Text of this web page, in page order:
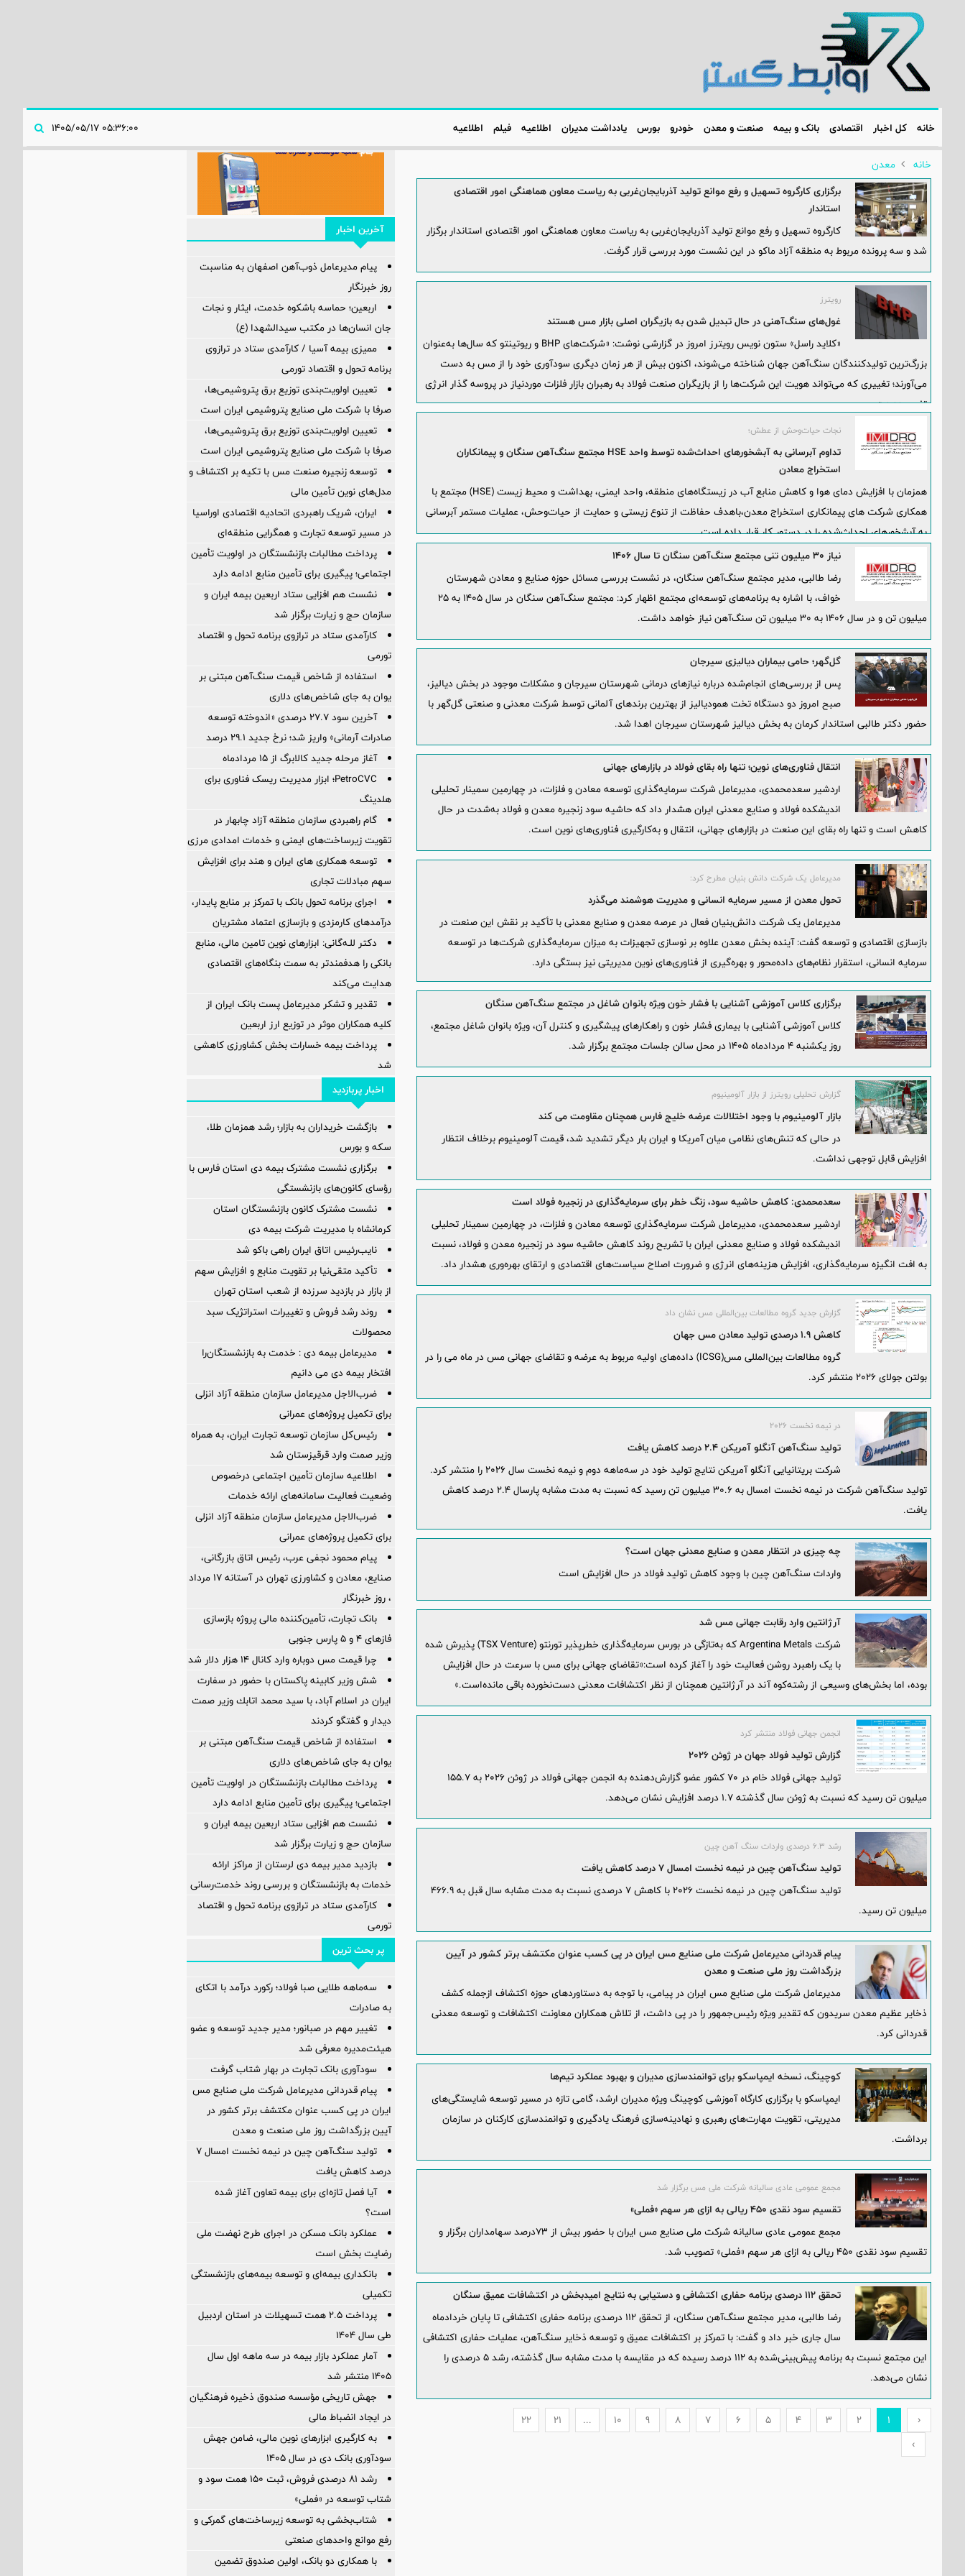
خانه کل اخبار اقتصادی بانک و بیمه صنعت و معدن خودرو بورس یادداشت مدیران اطلاعیه‌ فیلم اطلاعیه‌
خانه
معدن
برگزاری کارگروه تسهیل و رفع موانع تولید آذربایجان‌غربی به ریاست معاون هماهنگی امور اقتصادی
استاندار
کارگروه تسهیل و رفع موانع تولید آذربایجان‌غربی به ریاست معاون هماهنگی امور اقتصادی استاندار برگزار
شد و سه پرونده مربوط به منطقه آزاد ماکو در این نشست مورد بررسی قرار گرفت.
رویترز
غول‌های سنگ‌آهنی‌ در حال تبدیل شدن به بازیگران اصلی بازار مس هستند
«کلاید راسل» ستون نویس رویترز امروز در گزارشی نوشت: «شرکت‌های BHP و ریوتینتو که سال‌ها به‌عنوان
بزرگ‌ترین تولیدکنندگان سنگ‌آهن جهان شناخته می‌شوند، اکنون بیش از هر زمان دیگری سودآوری خود را از مس به دست
می‌آورند؛ تغییری که می‌تواند هویت این شرکت‌ها را از بازیگران صنعت فولاد به رهبران بازار فلزات موردنیاز در پروسه گذار انرژی
تغییر دهد.»
نجات حیات‌وحش از عطش؛
تداوم آبرسانی به آبشخورهای احداث‌شده توسط واحد HSE مجتمع سنگ‌آهن سنگان و پیمانکاران
استخراج معادن
همزمان با افزایش دمای هوا و کاهش منابع آب در زیستگاه‌های منطقه، واحد ایمنی، بهداشت و محیط زیست (HSE) مجتمع با
همکاری شرکت های پیمانکاری استخراج معدن،باهدف حفاظت از تنوع زیستی و حمایت از حیات‌وحش، عملیات مستمر آبرسانی
به آبشخورهای احداث‌شده را در دستور کار قرار داده است.
نیاز ۳۰ میلیون تنی مجتمع سنگ‌آهن سنگان تا سال ۱۴۰۶
رضا طالبی، مدیر مجتمع سنگ‌آهن سنگان، در نشست بررسی مسائل حوزه صنایع و معادن شهرستان
خواف، با اشاره به برنامه‌های توسعه‌ای مجتمع اظهار کرد: مجتمع سنگ‌آهن سنگان در سال ۱۴۰۵ به ۲۵
میلیون تن و در سال ۱۴۰۶ به ۳۰ میلیون تن سنگ‌آهن نیاز خواهد داشت.
گل‌گهر؛ حامی بیماران دیالیزی سیرجان
پس از بررسی‌های انجام‌شده درباره نیازهای درمانی شهرستان سیرجان و مشکلات موجود در بخش دیالیز،
صبح امروز دو دستگاه تخت همودیالیز از بهترین برندهای آلمانی توسط شرکت معدنی و صنعتی گل‌گهر با
حضور دکتر طالبی استاندار کرمان به بخش دیالیز شهرستان سیرجان اهدا شد.
انتقال فناوری‌های نوین؛ تنها راه بقای فولاد در بازارهای جهانی
اردشیر سعدمحمدی، مدیرعامل شرکت سرمایه‌گذاری توسعه معادن و فلزات، در چهارمین سمینار تحلیلی
اندیشکده فولاد و صنایع معدنی ایران هشدار داد که حاشیه سود زنجیره معدن و فولاد به‌شدت در حال
کاهش است و تنها راه بقای این صنعت در بازارهای جهانی، انتقال و به‌کارگیری فناوری‌های نوین است.
مدیرعامل یک شرکت دانش بنیان مطرح کرد:
تحول معدن از مسیر سرمایه انسانی و مدیریت هوشمند می‌گذرد
مدیرعامل یک شرکت دانش‌بنیان فعال در عرصه معدن و صنایع معدنی با تأکید بر نقش این صنعت در
بازسازی اقتصادی و توسعه گفت: آینده بخش معدن علاوه بر نوسازی تجهیزات به میزان سرمایه‌گذاری شرکت‌ها در توسعه
سرمایه انسانی، استقرار نظام‌های داده‌محور و بهره‌گیری از فناوری‌های نوین مدیریتی نیز بستگی دارد.
برگزاری کلاس آموزشی آشنایی با فشار خون ویژه بانوان شاغل در مجتمع سنگ‌آهن سنگان
کلاس آموزشی آشنایی با بیماری فشار خون و راهکارهای پیشگیری و کنترل آن، ویژه بانوان شاغل مجتمع،
روز یکشنبه ۴ مردادماه ۱۴۰۵ در محل سالن جلسات مجتمع برگزار شد.
گزارش تحلیلی رویترز از بازار آلومینیوم
بازار آلومینیوم با وجود اختلالات عرضه خلیج فارس همچنان مقاومت می کند
در حالی که تنش‌های نظامی میان آمریکا و ایران بار دیگر تشدید شد، قیمت آلومینیوم برخلاف انتظار
افزایش قابل توجهی نداشت.
سعدمحمدی: کاهش حاشیه سود، زنگ خطر برای سرمایه‌گذاری در زنجیره فولاد است
اردشیر سعدمحمدی، مدیرعامل شرکت سرمایه‌گذاری توسعه معادن و فلزات، در چهارمین سمینار تحلیلی
اندیشکده فولاد و صنایع معدنی ایران با تشریح روند کاهش حاشیه سود در زنجیره معدن و فولاد، نسبت
به افت انگیزه سرمایه‌گذاری، افزایش هزینه‌های انرژی و ضرورت اصلاح سیاست‌های اقتصادی و ارتقای بهره‌وری هشدار داد.
گزارش جدید گروه مطالعات بین‌المللی مس نشان داد
کاهش ۱.۹ درصدی تولید معادن مس جهان
گروه مطالعات بین‌المللی مس(ICSG) داده‌های اولیه مربوط به عرضه و تقاضای جهانی مس در ماه می را در
بولتن جولای ۲۰۲۶ منتشر کرد.
در نیمه نخست ۲۰۲۶
تولید سنگ‌آهن آنگلو آمریکن ۲.۴ درصد کاهش یافت
شرکت بریتانیایی آنگلو آمریکن نتایج تولید خود در سه‌ماهه دوم و نیمه نخست سال ۲۰۲۶ را منتشر کرد.
تولید سنگ‌آهن شرکت در نیمه نخست امسال به ۳۰.۶ میلیون تن رسید که نسبت به مدت مشابه پارسال ۲.۴ درصد کاهش
یافت.
چه چیزی در انتظار معدن و صنایع معدنی جهان است؟
واردات سنگ‌آهن چین با وجود کاهش تولید فولاد در حال افزایش است
آرژانتین وارد رقابت جهانی مس شد
شرکت Argentina Metals که به‌تازگی در بورس سرمایه‌گذاری خطرپذیر تورنتو (TSX Venture) پذیرش شده
با یک راهبرد روشن فعالیت خود را آغاز کرده است:«تقاضای جهانی برای مس با سرعت در حال افزایش
بوده، اما بخش‌های وسیعی از رشته‌کوه آند در آرژانتین همچنان از نظر اکتشافات معدنی دست‌نخورده باقی مانده‌است.»
انجمن جهانی فولاد منتشر کرد
گزارش تولید فولاد جهان در ژوئن ۲۰۲۶
تولید جهانی فولاد خام در ۷۰ کشور عضو گزارش‌دهنده به انجمن جهانی فولاد در ژوئن ۲۰۲۶ به ۱۵۵.۷
میلیون تن رسید که نسبت به ژوئن سال گذشته ۱.۷ درصد افزایش نشان می‌دهد.
رشد ۶.۳ درصدی واردات سنگ آهن چین
تولید سنگ‌آهن چین در نیمه نخست امسال ۷ درصد کاهش یافت
تولید سنگ‌آهن چین در ‌نیمه نخست ۲۰۲۶ با کاهش ۷ درصدی نسبت به مدت مشابه سال قبل به ۴۶۶.۹
میلیون تن رسید.
پیام قدردانی مدیرعامل شرکت ملی صنایع مس ایران در پی کسب عنوان مکتشف برتر کشور در آیین
بزرگداشت روز ملی صنعت و معدن
مدیرعامل شرکت ملی صنایع مس ایران در پیامی، با توجه به دستاوردهای حوزه اکتشاف ازجمله کشف
ذخایر عظیم معدن سریدون که تقدیر ویژه رئیس‌جمهور را در پی داشت، از تلاش همکاران معاونت اکتشافات و توسعه معدنی
قدردانی کرد.
کوچینگ، نسخه ایمپاسکو برای توانمندسازی مدیران و بهبود عملکرد تیم‌ها
ایمپاسکو با برگزاری کارگاه آموزشی کوچینگ ویژه مدیران ارشد، گامی تازه در مسیر توسعه شایستگی‌های
مدیریتی، تقویت مهارت‌های رهبری و نهادینه‌سازی فرهنگ یادگیری و توانمندسازی کارکنان در سازمان
برداشت.
مجمع عمومی عادی سالیانه شرکت ملی مس برگزار شد
تقسیم سود نقدی ۴۵۰ ریالی به ازای هر سهم «فملی»
مجمع عمومی عادی سالیانه شرکت ملی صنایع مس ایران با حضور بیش از ۷۳درصد سهامداران برگزار و
تقسیم سود نقدی ۴۵۰ ریالی به ازای هر سهم «فملی» تصویب شد.
تحقق ۱۱۲ درصدی برنامه حفاری اکتشافی و دستیابی به نتایج امیدبخش در اکتشافات عمیق سنگان
رضا طالبی، مدیر مجتمع سنگ‌آهن سنگان، از تحقق ۱۱۲ درصدی برنامه حفاری اکتشافی تا پایان خردادماه
سال جاری خبر داد و گفت: با تمرکز بر اکتشافات عمیق و توسعه ذخایر سنگ‌آهن، عملیات حفاری اکتشافی
این مجتمع نسبت به برنامه پیش‌بینی‌شده به ۱۱۲ درصد رسیده که در مقایسه با مدت مشابه سال گذشته، رشد ۵ درصدی را
نشان می‌دهد.
‹
1
2
3
4
5
6
7
8
9
10
...
21
22
›
آخرین اخبار
پیام مدیرعامل ذوب‌آهن اصفهان به مناسبت
روز خبرنگار
اربعین؛ حماسه باشکوه خدمت، ایثار و نجات
جان انسان‌ها در مکتب سیدالشهدا (ع)
ممیزی بیمه آسیا / کارآمدی ستاد در ترازوی
برنامه تحول و اقتصاد تورمی
تعیین اولویت‌بندی توزیع برق پتروشیمی‌ها،
صرفا با شرکت ملی صنایع پتروشیمی ایران است
تعیین اولویت‌بندی توزیع برق پتروشیمی‌ها،
صرفا با شرکت ملی صنایع پتروشیمی ایران است
توسعه زنجیره صنعت مس با تکیه بر اکتشاف و
مدل‌های نوین تأمین مالی
ایران، شریک راهبردی اتحادیه اقتصادی اوراسیا
در مسیر توسعه تجارت و همگرایی منطقه‌ای
پرداخت مطالبات بازنشستگان در اولویت تأمین
اجتماعی؛ پیگیری برای تأمین منابع ادامه دارد
نشست هم افزایی ستاد اربعین بیمه ایران و
سازمان حج و زیارت برگزار شد
کارآمدی ستاد در ترازوی برنامه تحول و اقتصاد
تورمی
استفاده از شاخص قیمت سنگ‌آهن مبتنی بر
یوان به جای شاخص‌های دلاری
آخرین سود ۲۷.۷ درصدی «اندوخته توسعه
صادرات آرمانی» واریز شد؛ نرخ جدید ۲۹.۱ درصد
آغاز مرحله جدید کالابرگ از ۱۵ مردادماه
PetroCVC؛ ابزار مدیریت ریسک فناوری برای
هلدینگ
گام راهبردی سازمان منطقه آزاد چابهار در
تقویت زیرساخت‌های ایمنی و خدمات امدادی مرزی
توسعه همکاری های ایران و هند برای افزایش
سهم مبادلات تجاری
اجرای برنامه تحول بانک با تمرکز بر منابع پایدار،
درآمدهای کارمزدی و بازسازی اعتماد مشتریان
دکتر للـه‌گانی: ابزارهای نوین تامین مالی، منابع
بانکی را هدفمندتر به سمت بنگاه‌های اقتصادی
هدایت می‌کند
تقدیر و تشکر مدیرعامل پست بانک ایران از
کلیه همکاران موثر در توزیع ارز اربعین
پرداخت بیمه خسارات بخش کشاورزی کاهشی
شد
اخبار پربازدید
بازگشت خریداران به بازار؛ رشد همزمان طلا،
سکه و بورس
برگزاری نشست مشترک بیمه دی استان فارس با
رؤسای کانون‌های بازنشستگی
نشست مشترک کانون بازنشستگان استان
کرمانشاه با مدیریت شرکت بیمه دی
نایب‌رئیس اتاق ایران راهی باکو شد
تأکید متقی‌نیا بر تقویت منابع و افزایش سهم
از بازار در بازدید سرزده از شعب استان تهران
روند رشد فروش و تغییرات استراتژیک سبد
محصولات
مدیرعامل بیمه دی : خدمت به بازنشستگان‌را
افتخار بیمه دی می دانیم
ضرب‌الاجل مدیرعامل سازمان منطقه آزاد انزلی
برای تكمیل پروژه‌های عمرانی
رئیس‌کل سازمان توسعه تجارت ایران، به همراه
وزیر صمت وارد قرقیزستان شد
اطلاعیه سازمان تأمین اجتماعی درخصوص
وضعیت فعالیت سامانه‌های ارائه خدمات
ضرب‌الاجل مدیرعامل سازمان منطقه آزاد انزلی
برای تكمیل پروژه‌های عمرانی
پیام محمود نجفی عرب، رئیس اتاق بازرگانی،
صنایع، معادن و کشاورزی تهران در آستانه 17 مرداد
، روز خبرنگار
بانک تجارت، تأمین‌کننده مالی پروژه بازسازی
فازهای ۴ و ۵ پارس جنوبی
چرا قیمت مس دوباره وارد کانال ۱۴ هزار دلار شد
شش وزیر کابینه پاکستان با حضور در سفارت
ایران در اسلام آباد، با سيد محمد اتابك وزير صمت
ديدار و گفتگو كردند
استفاده از شاخص قیمت سنگ‌آهن مبتنی بر
یوان به جای شاخص‌های دلاری
پرداخت مطالبات بازنشستگان در اولویت تأمین
اجتماعی؛ پیگیری برای تأمین منابع ادامه دارد
نشست هم افزایی ستاد اربعین بیمه ایران و
سازمان حج و زیارت برگزار شد
بازدید مدیر بیمه دی لرستان از مراکز ارائه
خدمات به بازنشستگان و بررسی روند خدمت‌رسانی
کارآمدی ستاد در ترازوی برنامه تحول و اقتصاد
تورمی
پر بحث ترین
سه‌ماهه طلایی صبا فولاد؛ رکورد درآمد با اتکای
به صادرات
تغییر مهم در صبانور؛ مدیر جدید توسعه و عضو
هیئت‌مدیره معرفی شد
سودآوری بانک تجارت در بهار شتاب گرفت
پیام قدردانی مدیرعامل شرکت ملی صنایع مس
ایران در پی کسب عنوان مکتشف برتر کشور در
آیین بزرگداشت روز ملی صنعت و معدن
تولید سنگ‌آهن چین در نیمه نخست امسال ۷
درصد کاهش یافت
آیا فصل تازه‌ای برای بیمه تعاون آغاز شده
است؟
عملکرد بانک مسکن در اجرای طرح نهضت ملی
رضایت بخش است
بانکداری بیمه‌ای و توسعه بیمه‌های بازنشستگی
تکمیلی
پرداخت ۲.۵ همت تسهیلات در استان اردبیل
طی سال ۱۴۰۴
آمار عملكرد بازار بیمه در سه ماهه اول سال
1405 منتشر شد
جهش تاریخی مؤسسه صندوق ذخیره فرهنگیان
در ایجاد انضباط مالی
به کارگیری ابزارهای نوین مالی، ضامن جهش
سودآوری بانک دی در سال ۱۴۰۵
رشد ۸۱ درصدی فروش، ثبت ۱۵۰ همت سود و
شتاب توسعه در «فملی»
شتاب‌بخشی به توسعه زیرساخت‌های گمركی و
رفع موانع واحدهای صنعتی
با همکاری دو بانک، اولین صندوق تضمین